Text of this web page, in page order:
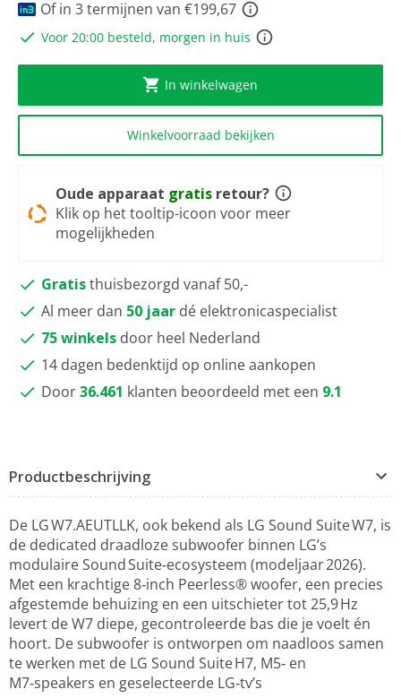
Of in 3 termijnen van €199,67
Voor 20:00 besteld, morgen in huis
In winkelwagen
Winkelvoorraad bekijken
Oude apparaat gratis retour?
Klik op het tooltip-icoon voor meer
mogelijkheden
Gratisthuisbezorgd vanaf 50,-
Al meer dan 50 jaar dé elektronicaspecialist
75 winkels door heel Nederland
14 dagen bedenktijd op online aankopen
Door36.461 klanten beoordeeld met een 9.1
Productbeschrijving
De LG W7.AEUTLLK, ook bekend als LG Sound Suite W7, is
de dedicated draadloze subwoofer binnen LG’s
modulaire Sound Suite‑ecosysteem (modeljaar 2026).
Met een krachtige 8‑inch Peerless® woofer, een precies
afgestemde behuizing en een uitschieter tot 25,9 Hz
levert de W7 diepe, gecontroleerde bas die je voelt én
hoort. De subwoofer is ontworpen om naadloos samen
te werken met de LG Sound Suite H7, M5‑ en
M7‑speakers en geselecteerde LG‑tv’s